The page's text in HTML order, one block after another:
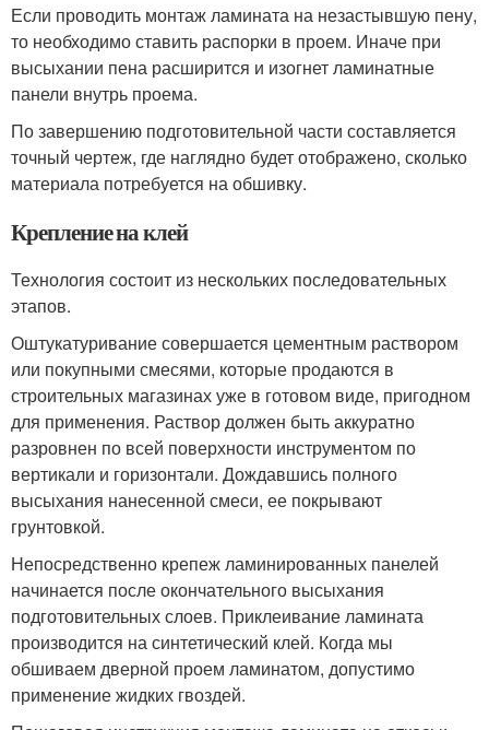
Если проводить монтаж ламината на незастывшую пену,
то необходимо ставить распорки в проем. Иначе при
высыхании пена расширится и изогнет ламинатные
панели внутрь проема.
По завершению подготовительной части составляется
точный чертеж, где наглядно будет отображено, сколько
материала потребуется на обшивку.
Крепление на клей
Технология состоит из нескольких последовательных
этапов.
Оштукатуривание совершается цементным раствором
или покупными смесями, которые продаются в
строительных магазинах уже в готовом виде, пригодном
для применения. Раствор должен быть аккуратно
разровнен по всей поверхности инструментом по
вертикали и горизонтали. Дождавшись полного
высыхания нанесенной смеси, ее покрывают
грунтовкой.
Непосредственно крепеж ламинированных панелей
начинается после окончательного высыхания
подготовительных слоев. Приклеивание ламината
производится на синтетический клей. Когда мы
обшиваем дверной проем ламинатом, допустимо
применение жидких гвоздей.